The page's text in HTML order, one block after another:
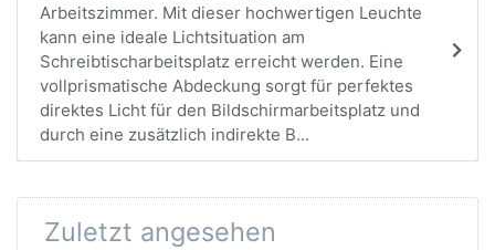
Arbeitszimmer. Mit dieser hochwertigen Leuchte
kann eine ideale Lichtsituation am
Schreibtischarbeitsplatz erreicht werden. Eine
vollprismatische Abdeckung sorgt für perfektes
direktes Licht für den Bildschirmarbeitsplatz und
durch eine zusätzlich indirekte B...
Zuletzt angesehen